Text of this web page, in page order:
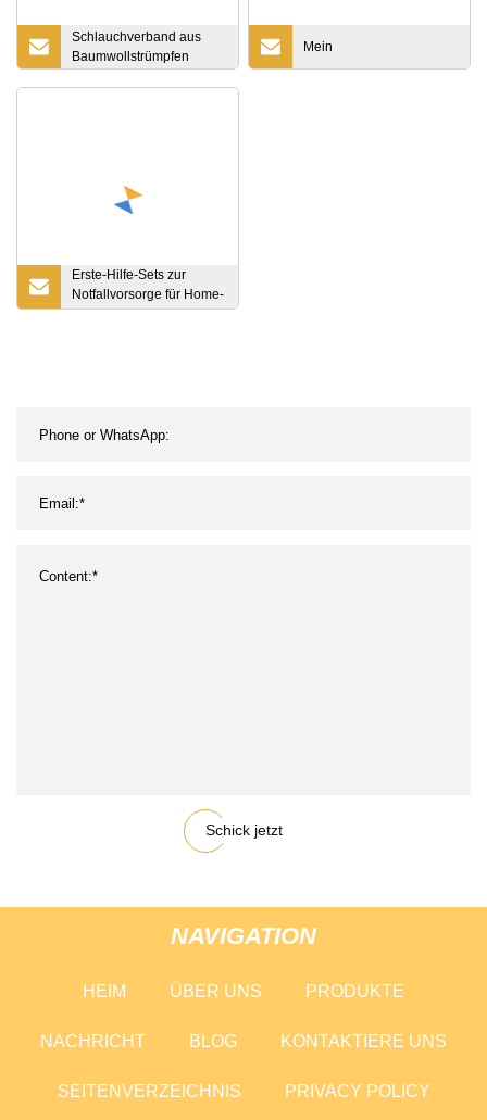
Schlauchverband aus
Baumwollstrümpfen
Mein
Erste-Hilfe-Sets zur
Notfallvorsorge für Home-
Office-Fahrzeuge,
Schick jetzt
NAVIGATION
HEIM ÜBER UNS PRODUKTE
NACHRICHT BLOG KONTAKTIERE UNS
SEITENVERZEICHNIS PRIVACY POLICY